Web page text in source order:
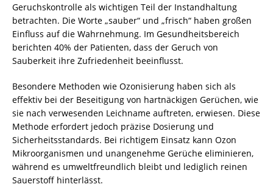
Geruchskontrolle als wichtigen Teil der Instandhaltung
betrachten. Die Worte „sauber“ und „frisch“ haben großen
Einfluss auf die Wahrnehmung. Im Gesundheitsbereich
berichten 40% der Patienten, dass der Geruch von
Sauberkeit ihre Zufriedenheit beeinflusst.
Besondere Methoden wie Ozonisierung haben sich als
effektiv bei der Beseitigung von hartnäckigen Gerüchen, wie
sie nach verwesenden Leichname auftreten, erwiesen. Diese
Methode erfordert jedoch präzise Dosierung und
Sicherheitsstandards. Bei richtigem Einsatz kann Ozon
Mikroorganismen und unangenehme Gerüche eliminieren,
während es umweltfreundlich bleibt und lediglich reinen
Sauerstoff hinterlässt.